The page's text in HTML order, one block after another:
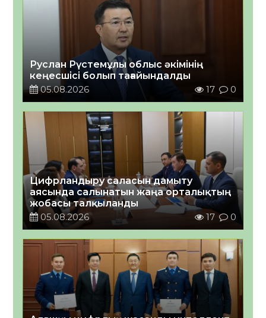
Руслан Рүстемұлы облыс әкімінің
кеңесшісі болып тағайындалды
05.08.2026
17 0
Цифрландыру саласын дамыту
аясында салынатын жаңа орталықтың
жобасы талқыланды
05.08.2026
17 0